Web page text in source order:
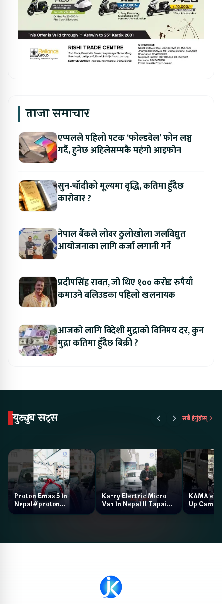
ताजा समाचार
एप्पलले पहिलो पटक ‘फोल्डवेल’ फोन लञ्च
गर्दै, हुनेछ अहिलेसम्मकै महंगो आइफोन
सुन-चाँदीको मूल्यमा वृद्धि, कतिमा हुँदैछ
कारोबार ?
नेपाल बैंकले लोवर ठुलोखोला जलविद्युत
आयोजनाका लागि कर्जा लगानी गर्ने
प्रदीपसिंह रावत, जो थिए १०० करोड रुपैयाँ
कमाउने बलिउडका पहिलो खलनायक
आजको लागि विदेशी मुद्राको विनिमय दर, कुन
मुद्रा कतिमा हुँदैछ बिक्री ?
युट्युब सट्स सबै हेर्नुहोस्
Proton Emas 5 In
Nepal#proton
#protonemas5#protonnepal#evcarnepal
Karry Electric Micro
Van In Nepal II Tapaiko
Bazar II Jankari
KAMA eV
Up Camp